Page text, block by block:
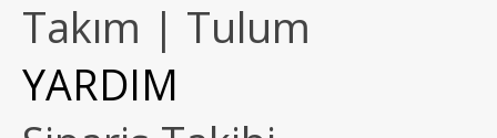
Takım | Tulum
YARDIM